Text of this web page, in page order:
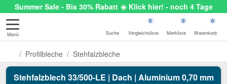
Summer Sale - Bis 30% Rabatt ☀️ Klick hier! - noch 4 Tage
Menü Suche
0
Vergleichsliste
0
Merkliste
0
Warenkorb
Profilbleche Stehfalzbleche
Stehfalzblech 33/500-LE | Dach | Aluminium 0,70 mm